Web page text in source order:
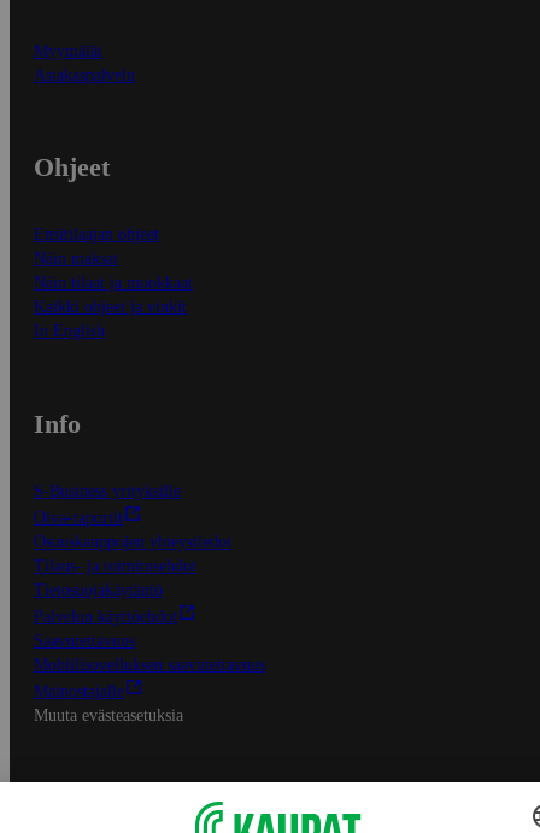
Myymälät
Asiakaspalvelu
Ohjeet
Ensitilaajan ohjeet
Näin maksat
Näin tilaat ja muokkaat
Kaikki ohjeet ja vinkit
In English
Info
S-Business yrityksille
Oiva-raportit
Osuuskauppojen yhteystiedot
Tilaus- ja toimitusehdot
Tietosuojakäytäntö
Palvelun käyttöehdot
Saavutettavuus
Mobiilisovelluksen saavutettavuus
Mainostajalle
Muuta evästeasetuksia
S-ryhmän palvelut